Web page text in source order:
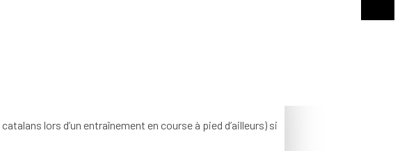
lors d’un entraînement en course à pied d’ailleurs) si